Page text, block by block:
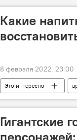
Какие
8 февраля 2022, 23:00
Это интересно
Гигантские